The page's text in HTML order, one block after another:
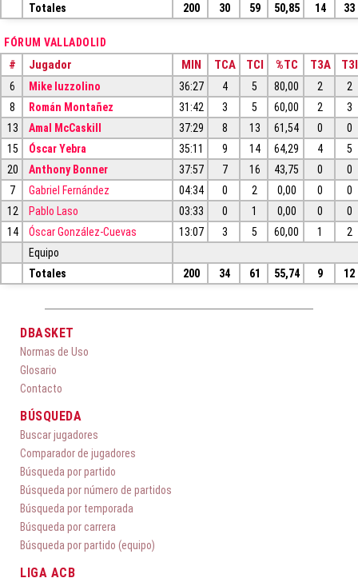
Totales
200 30 59 50,85 14 33
FÓRUM VALLADOLID
# Jugador MIN TCA TCI %TC T3A T3I
6 Mike Iuzzolino 36:27 4 5 80,00 2
2
8
Román Montañez 31:42 3 5 60,00 2
3
13
Amal McCaskill 37:29 8 13 61,54 0
0
15
Óscar Yebra 35:11 9 14 64,29 4
5
20
Anthony Bonner 37:57 7 16 43,75 0
0
7
Gabriel Fernández 04:34 0 2 0,00 0
0
12
Pablo Laso 03:33 0 1 0,00 0
0
14
Óscar González-Cuevas 13:07 3 5 60,00 1
2
Equipo
Totales
200 34 61 55,74 9 12
DBASKET
Normas de Uso
Glosario
Contacto
BÚSQUEDA
Buscar jugadores
Comparador de jugadores
Búsqueda por partido
Búsqueda por número de partidos
Búsqueda por temporada
Búsqueda por carrera
Búsqueda por partido (equipo)
LIGA ACB